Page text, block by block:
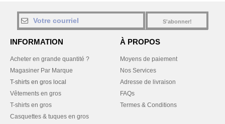
S'abonner!
INFORMATION
Acheter en grande quantité ?
Magasiner Par Marque
T-shirts en gros local
Vêtements en gros
T-shirts en gros
Casquettes & tuques en gros
À PROPOS
Moyens de paiement
Nos Services
Adresse de livraison
FAQs
Termes & Conditions